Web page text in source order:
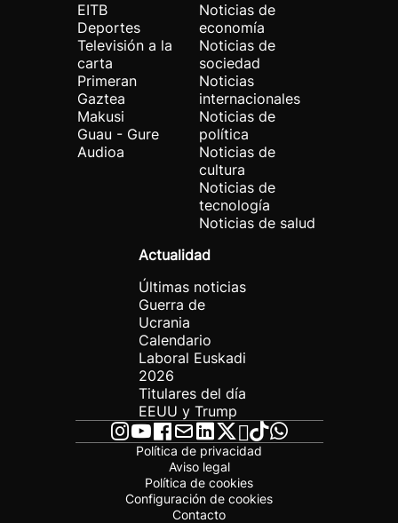
EITB
Deportes
Televisión a la
carta
Primeran
Gaztea
Makusi
Guau - Gure
Audioa
Noticias de
economía
Noticias de
sociedad
Noticias
internacionales
Noticias de
política
Noticias de
cultura
Noticias de
tecnología
Noticias de salud
Actualidad
Últimas noticias
Guerra de
Ucrania
Calendario
Laboral Euskadi
2026
Titulares del día
EEUU y Trump
Política de privacidad
Aviso legal
Política de cookies
Configuración de cookies
Contacto